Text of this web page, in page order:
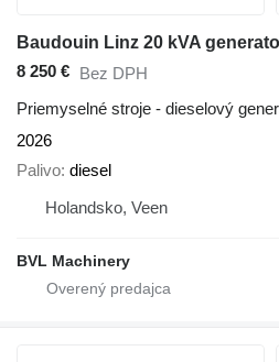
Baudouin Linz 20 kVA
8 250 € Bez DPH
Priemyselné stroje - dieselový
2026
Palivo diesel
Holandsko, Veen
BVL Machinery